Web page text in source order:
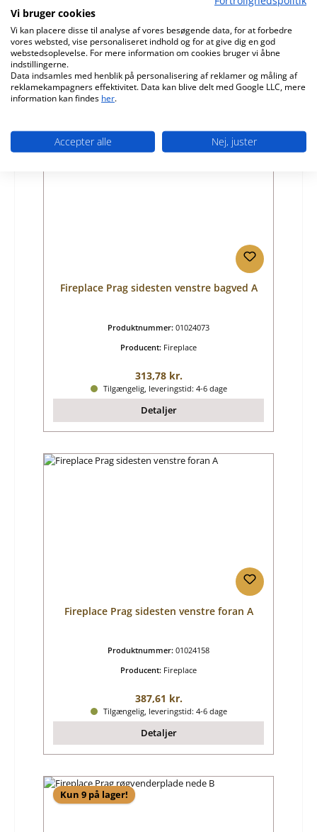
Almindelig pris:
313,78 kr.
Detaljer
Fireplace Prag sidesten venstre bagved A
Produktnummer: 01024073
Producent: Fireplace
Almindelig pris:
313,78 kr.
Tilgængelig, leveringstid: 4-6 dage
Detaljer
Fireplace Prag sidesten venstre foran A
Produktnummer: 01024158
Producent: Fireplace
Almindelig pris:
387,61 kr.
Tilgængelig, leveringstid: 4-6 dage
Detaljer
Kun 9 på lager!
Vi bruger cookies
Vi kan placere disse til analyse af vores besøgende data, for at forbedre
vores websted, vise personaliseret indhold og for at give dig en god
webstedsoplevelse. For mere information om cookies bruger vi åbne
indstillingerne.
Data indsamles med henblik på personalisering af reklamer og måling af
reklamekampagners effektivitet. Data kan blive delt med Google LLC, mere
information kan findes her.
Accepter alle Nej, juster